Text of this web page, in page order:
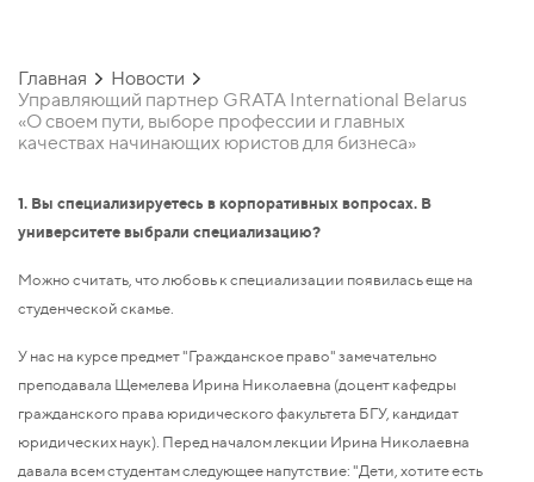
Главная
Новости
Управляющий партнер GRATA International Belarus
«О своем пути, выборе профессии и главных
качествах начинающих юристов для бизнеса»
1. Вы специализируетесь в корпоративных вопросах. В
университете выбрали специализацию?
Можно считать, что любовь к специализации появилась еще на
студенческой скамье.
У нас на курсе предмет "Гражданское право" замечательно
преподавала Щемелева Ирина Николаевна (доцент кафедры
гражданского права юридического факультета БГУ, кандидат
юридических наук). Перед началом лекции Ирина Николаевна
давала всем студентам следующее напутствие: "Дети, хотите есть